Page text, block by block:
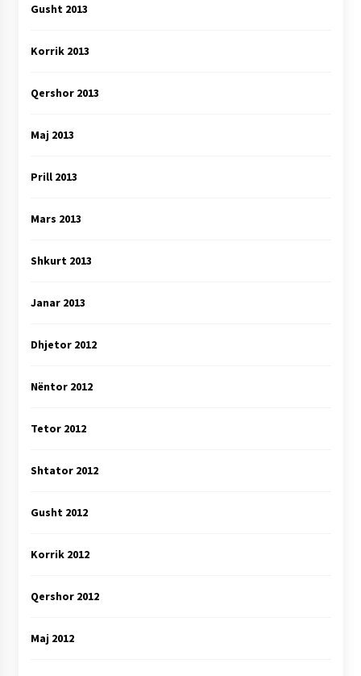
Gusht 2013
Korrik 2013
Qershor 2013
Maj 2013
Prill 2013
Mars 2013
Shkurt 2013
Janar 2013
Dhjetor 2012
Nëntor 2012
Tetor 2012
Shtator 2012
Gusht 2012
Korrik 2012
Qershor 2012
Maj 2012